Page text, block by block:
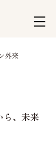
外来
ら、未来